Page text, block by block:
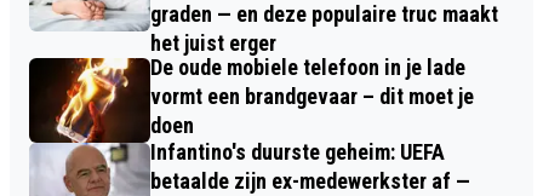
graden — en deze populaire truc maakt
het juist erger
De oude mobiele telefoon in je lade
vormt een brandgevaar – dit moet je
doen
Infantino's duurste geheim: UEFA
betaalde zijn ex-medewerkster af —